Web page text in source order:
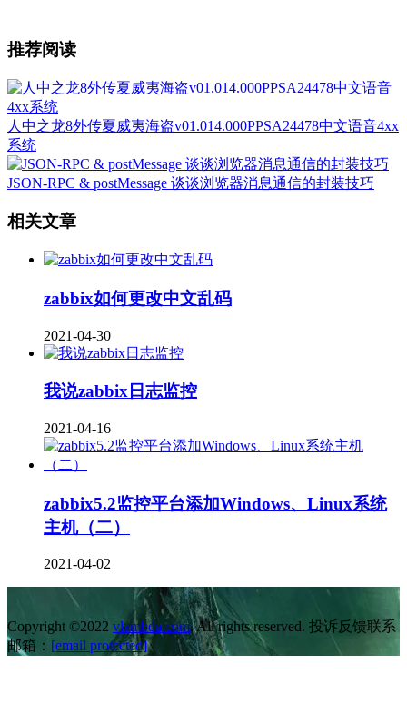
推荐阅读
人中之龙8外传夏威夷海盗v01.014.000PPSA24478中文语音4xx
系统
JSON-RPC & postMessage 谈谈浏览器消息通信的封装技巧
相关文章
zabbix如何更改中文乱码
2021-04-30
我说zabbix日志监控
2021-04-16
zabbix5.2监控平台添加Windows、Linux系统
主机（二）
2021-04-02
Copyright ©2022 vlambda.com. All rights reserved. 投诉反馈联系
邮箱： [email protected]